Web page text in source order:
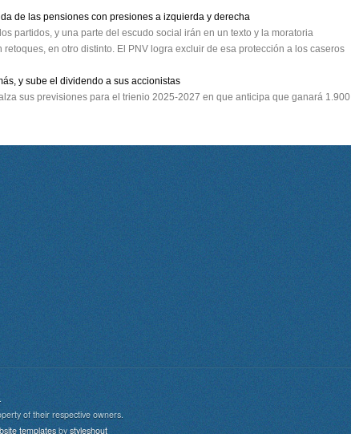
de las pensiones con presiones a izquierda y derecha
partidos, y una parte del escudo social irán en un texto y la moratoria
en otro distinto. El PNV logra excluir de esa protección a los caseros
y sube el dividendo a sus accionistas
sus previsiones para el trienio 2025-2027 en que anticipa que ganará 1.900
of their respective owners.
templatesby styleshout